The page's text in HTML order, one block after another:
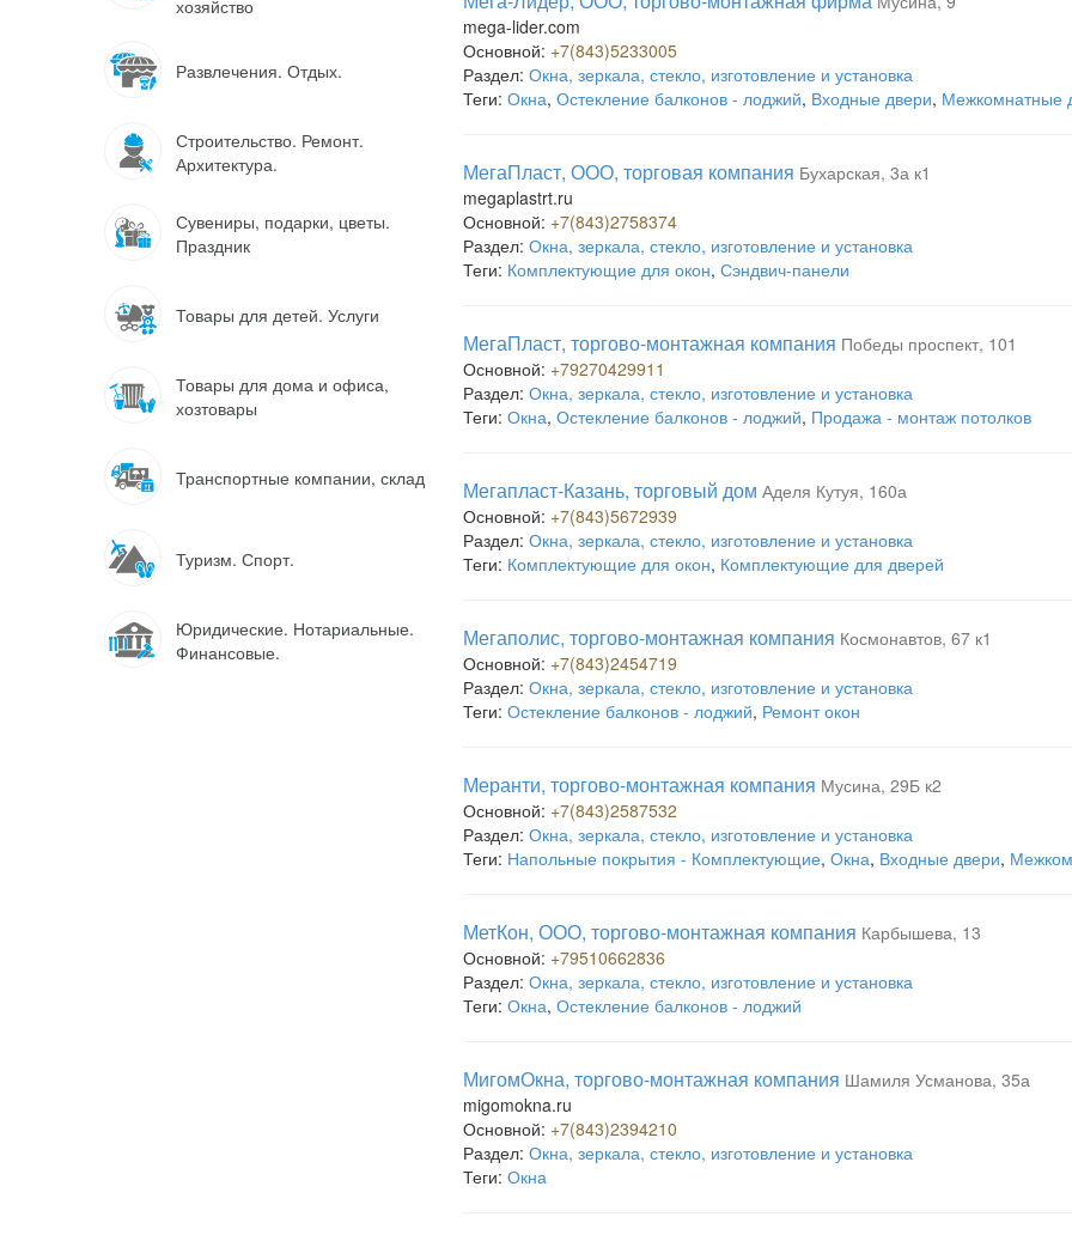
хозяйство
Развлечения. Отдых.
Строительство. Ремонт.
Архитектура.
Сувениры, подарки, цветы.
Праздник
Товары для детей. Услуги
Товары для дома и офиса,
хозтовары
Транспортные компании, склад
Туризм. Спорт.
Юридические. Нотариальные.
Финансовые.
mega-lider.com
Основной: +7(843)5233005
Раздел: Окна, зеркала, стекло, изготовление и установка
Теги: Окна, Остекление балконов - лоджий, Входные двери, Межкомнатные
МегаПласт, ООО, торговая компания Бухарская, 3а к1
megaplastrt.ru
Основной: +7(843)2758374
Раздел: Окна, зеркала, стекло, изготовление и установка
Теги: Комплектующие для окон, Сэндвич-панели
МегаПласт, торгово-монтажная компания Победы проспект, 101
Основной: +79270429911
Раздел: Окна, зеркала, стекло, изготовление и установка
Теги: Окна, Остекление балконов - лоджий, Продажа - монтаж потолков
Мегапласт-Казань, торговый дом Аделя Кутуя, 160а
Основной: +7(843)5672939
Раздел: Окна, зеркала, стекло, изготовление и установка
Теги: Комплектующие для окон, Комплектующие для дверей
Мегаполис, торгово-монтажная компания Космонавтов, 67 к1
Основной: +7(843)2454719
Раздел: Окна, зеркала, стекло, изготовление и установка
Теги: Остекление балконов - лоджий, Ремонт окон
Меранти, торгово-монтажная компания Мусина, 29Б к2
Основной: +7(843)2587532
Раздел: Окна, зеркала, стекло, изготовление и установка
Теги: Напольные покрытия - Комплектующие, Окна, Входные двери,
МетКон, ООО, торгово-монтажная компания Карбышева, 13
Основной: +79510662836
Раздел: Окна, зеркала, стекло, изготовление и установка
Теги: Окна, Остекление балконов - лоджий
МигомОкна, торгово-монтажная компания Шамиля Усманова, 35а
migomokna.ru
Основной: +7(843)2394210
Раздел: Окна, зеркала, стекло, изготовление и установка
Теги: Окна